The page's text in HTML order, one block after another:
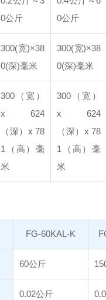
0公斤
0公斤
300(宽)×38
0(深)毫米
300(宽)×38
0(深)毫米
300（宽）
x 624
（深）x 78
1（高）毫
米
300（宽）
x 624
（深）x 78
1（高）毫
米
FG-60KAL-K
60公斤
0.02公斤